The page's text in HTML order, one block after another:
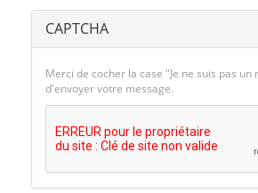
CAPTCHA
Merci de cocher la case "Je ne suis pas un
d'envoyer votre message.